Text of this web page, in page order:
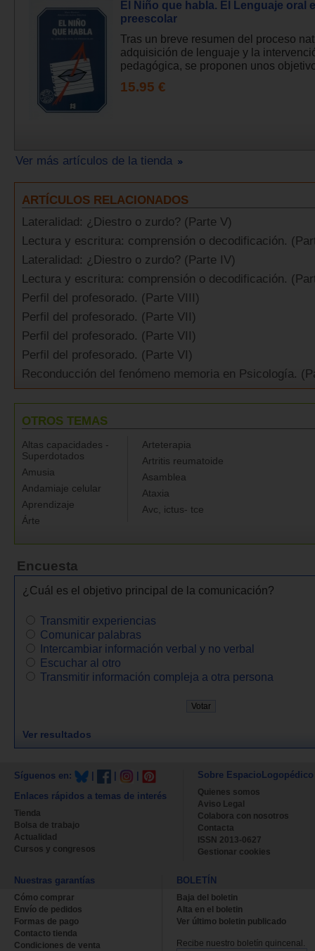
El Niño que habla. El Lenguaje oral
preescolar
Tras un breve resumen del proceso
adquisición de lenguaje y la
pedagógica, se proponen unos
15.95 €
Ver más artículos de la tienda
ARTÍCULOS RELACIONADOS
Lateralidad: ¿Diestro o zurdo? (Parte V)
Lectura y escritura: comprensión o decodificación.
Lateralidad: ¿Diestro o zurdo? (Parte IV)
Lectura y escritura: comprensión o decodificación.
Perfil del profesorado. (Parte VIII)
Perfil del profesorado. (Parte VII)
Perfil del profesorado. (Parte VII)
Perfil del profesorado. (Parte VI)
Reconducción del fenómeno memoria en Psicología.
OTROS TEMAS
Altas capacidades -
Superdotados
Amusia
Andamiaje celular
Aprendizaje
Árte
Arteterapia
Artritis reumatoide
Asamblea
Ataxia
Avc, ictus- tce
Encuesta
¿Cuál es el objetivo principal de la comunicación?
Transmitir experiencias
Comunicar palabras
Intercambiar información verbal y no verbal
Escuchar al otro
Transmitir información compleja a otra persona
Ver resultados
Síguenos en:
Enlaces rápidos a temas de interés
Tienda
Bolsa de trabajo
Actualidad
Cursos y congresos
Sobre EspacioLogopédico
Quienes somos
Aviso Legal
Colabora con nosotros
Contacta
ISSN 2013-0627
Gestionar cookies
Nuestras garantías
Cómo comprar
Envío de pedidos
Formas de pago
Contacto tienda
Condiciones de venta
BOLETÍN
Baja del boletin
Alta en el boletin
Ver último boletin publicado
Recibe nuestro boletín quincenal.